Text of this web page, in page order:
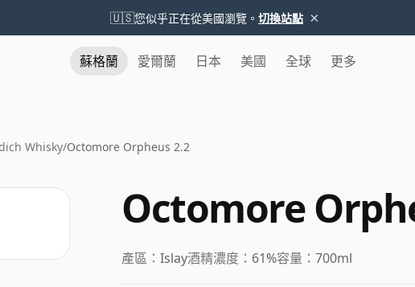
🇺🇸您似乎正在從美國瀏覽。 切換站點 ×
蘇格蘭 愛爾蘭 日本 美國 全球 更多
Whisky/Octomore Orpheus 2.2
Octomore
產區： Islay酒精濃度： 61%容量： 700ml